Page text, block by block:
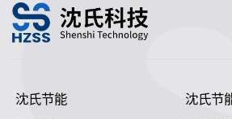
沈氏节能 沈氏节